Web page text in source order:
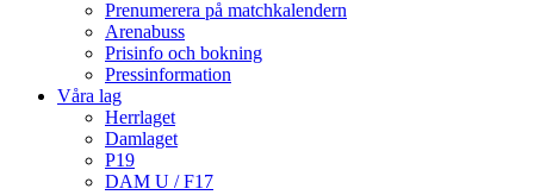
Prenumerera på matchkalendern
Arenabuss
Prisinfo och bokning
Pressinformation
Våra lag
Herrlaget
Damlaget
P19
DAM U / F17